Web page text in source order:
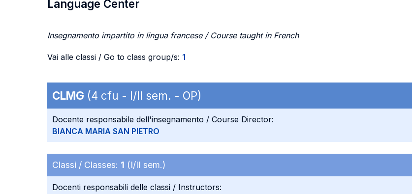
Language Center
Insegnamento impartito in lingua francese / Course taught in French
Vai alle classi / Go to class group/s: 1
CLMG (4 cfu - I/II sem. - OP)
Docente responsabile dell'insegnamento / Course Director:
BIANCA MARIA SAN PIETRO
Classi / Classes: 1 (I/II sem.)
Docenti responsabili delle classi / Instructors: